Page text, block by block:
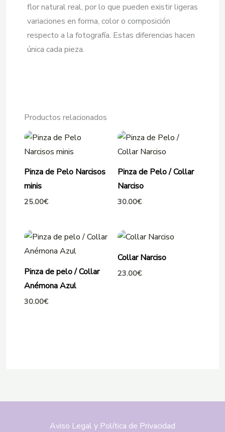
flor natural real, por lo que pueden existir ligeras
variaciones en forma, color o composición
respecto a la fotografía. Estas diferencias hacen
única cada pieza.
Productos relacionados
Pinza de Pelo Narcisos
minis
25.00€
Pinza de Pelo / Collar
Narciso
30.00€
Pinza de pelo / Collar
Anémona Azul
30.00€
Collar Narciso
23.00€
Aviso Legal y Política de Privacidad